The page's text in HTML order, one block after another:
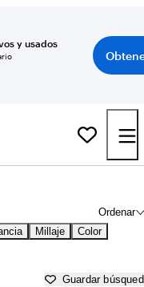
y usados
Ordenar
Millaje Color
Guardar